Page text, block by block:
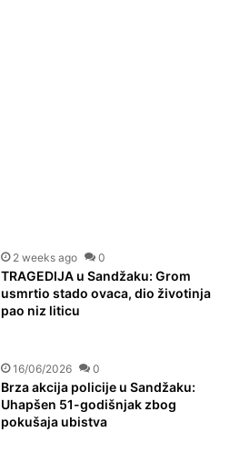
2 weeks ago 0
TRAGEDIJA u Sandžaku: Grom
usmrtio stado ovaca, dio životinja
pao niz liticu
16/06/2026 0
Brza akcija policije u Sandžaku:
Uhapšen 51-godišnjak zbog
pokušaja ubistva